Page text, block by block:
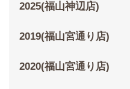
2025(福山神辺店)
2019(福山宮通り店)
2020(福山宮通り店)